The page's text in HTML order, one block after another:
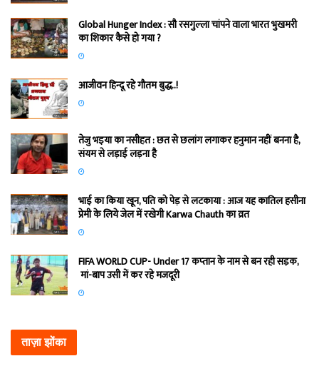
Global Hunger Index : सौ रसगुल्‍ला चांपने वाला भारत भुखमरी
का शिकार कैसे हो गया ?
आजीवन हिन्दू रहे गौतम बुद्ध..!
तेजु भइया का नसीहत : छत से छलांग लगाकर हनुमान नहीं बनना है,
संयम से लड़ाई लड़ना है
भाई का किया खून, पति को पेड़ से लटकाया : आज यह कातिल हसीना
प्रेमी के लिये जेल में रखेगी Karwa Chauth का व्रत
FIFA WORLD CUP- Under 17 कप्‍तान के नाम से बन रही सड़क,
मां-बाप उसी में कर रहे मजदूरी
ताज़ा झोंका